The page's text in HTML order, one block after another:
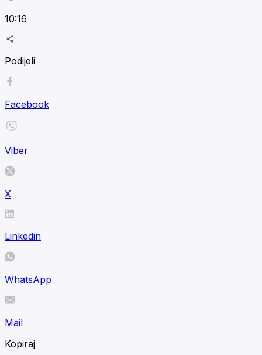
10:16
Podijeli
Facebook
Viber
X
Linkedin
WhatsApp
Mail
Kopiraj